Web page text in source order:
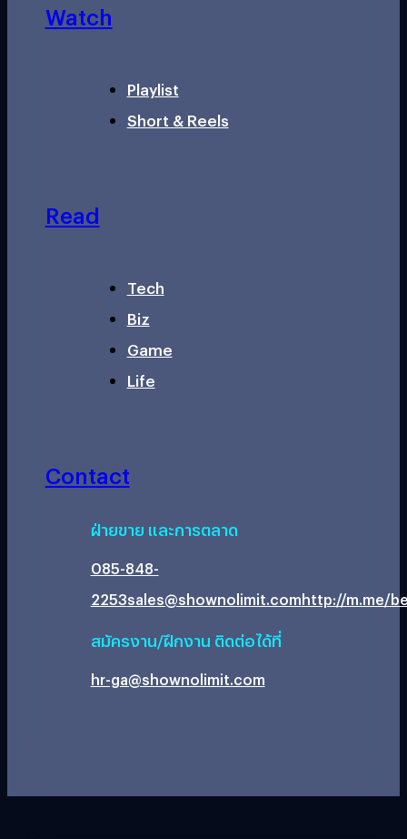
Watch
Playlist
Short & Reels
Read
Tech
Biz
Game
Life
Contact
ฝ่ายขาย และการตลาด
085-848-
2253sales@shownolimit.comhttp://m.me/
สมัครงาน/ฝึกงาน ติดต่อได้ที่
hr-ga@shownolimit.com